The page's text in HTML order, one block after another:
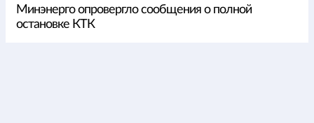
Минэнерго опровергло сообщения о полной
остановке КТК